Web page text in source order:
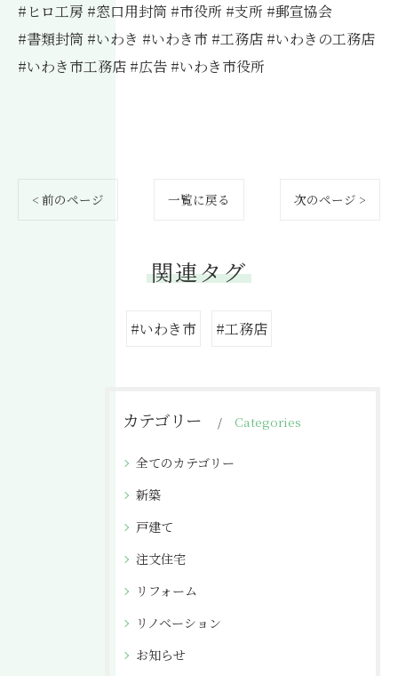
#ヒロ工房 #窓口用封筒 #市役所 #支所 #郵宣協会
#書類封筒 #いわき #いわき市 #工務店 #いわきの工務店
#いわき市工務店 #広告 #いわき市役所
< 前のページ 一覧に戻る 次のページ >
関連タグ
#いわき市 #工務店
カテゴリー Categories
全てのカテゴリー
新築
戸建て
注文住宅
リフォーム
リノベーション
お知らせ